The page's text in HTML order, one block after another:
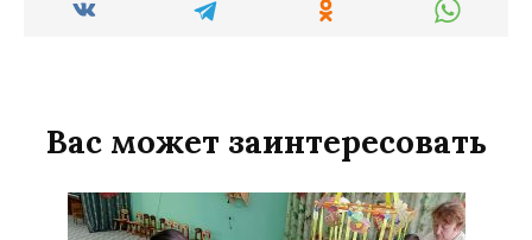
Вас может заинтересовать